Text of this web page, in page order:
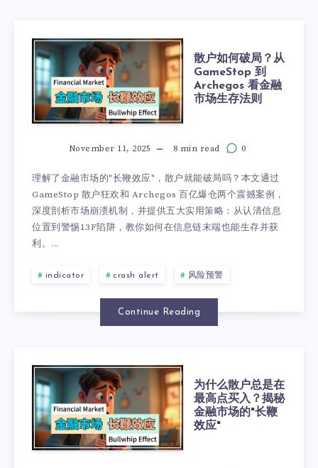
散户如何破局？从
GameStop 到
Archegos 看金融
市场生存法则
November 11, 2025 8 min read 0
理解了金融市场的"长鞭效应"，散户就能破局吗？本文通过
GameStop 散户狂欢和 Archegos 百亿爆仓两个震撼案例，
深度剖析市场崩溃机制，并提供五大实用策略：从认清信息
位置到警惕13F陷阱，教你如何在信息链末端也能生存并获
利。...
indicator crash alert 风险预警
Continue Reading
为什么散户总是在
最高点买入？揭秘
金融市场的"长鞭
效应"